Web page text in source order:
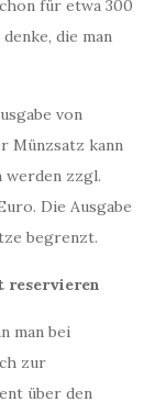
für etwa 300
die man
von
Münzsatz kann
werden zzgl.
Die Ausgabe
begrenzt.
reservieren
man bei
zur
über den